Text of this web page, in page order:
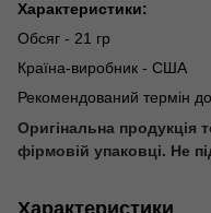
Характеристики:
Обсяг - 21 гр
Країна-виробник - США
Рекомендований термін
Оригінальна продукція
фірмовій упаковці. Не
Характеристики